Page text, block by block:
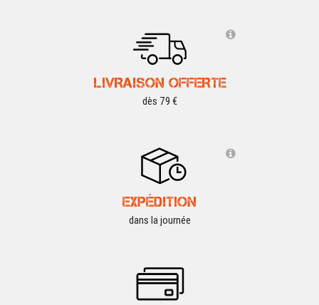
LIVRAISON OFFERTE
dès 79 €
EXPÉDITION
dans la journée